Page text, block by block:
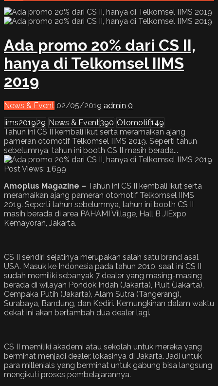
Ada promo 20% dari CS II,
hanya di Telkomsel IIMS
2019
News & Event 02/05/2019 admin 0
iims201929 News & Event390 Otomotif149
Tahun ini CS II kembali ikut serta meramaikan ajang
pameran otomotif Telkomsel IIMS 2019. Seperti tahun
sebelumnya, tahun ini booth CS II masih berada...
Post Views: 1,699
Amoplus Magazine – Tahun ini CS II kembali ikut serta
meramaikan ajang pameran otomotif Telkomsel IIMS
2019. Seperti tahun sebelumnya, tahun ini booth CS II
masih berada di area PAHAMI Village, Hall B JIExpo
Kemayoran, Jakarta.
CS II sendiri sejatinya merupakan salah satu brand asal
USA. Masuk ke Indonesia pada tahun 2010, saat ini CS II
sudah memiliki sebanyak 7 dealer yang masing-masing
berada di wilayah Pondok Indah (Jakarta), Pluit (Jakarta),
Cempaka Putih (Jakarta), Alam Sutra (Tangerang),
Surabaya, Bandung, dan Kediri. Kemungkinan dalam waktu
dekat ini akan bertambah dua dealer lagi.
CS II memiliki akademi atau sekolah untuk mereka yang
berminat menjadi dealer, lokasinya di Jakarta. Jadi untuk
para millenials yang berminat untuk gabung bisa langsung
mengikuti proses pembelajarannya.